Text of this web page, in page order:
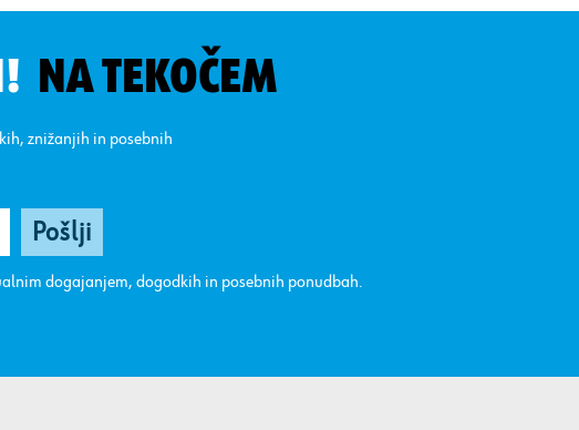
NA TEKOČEM
znižanjih in posebnih
dogajanjem, dogodkih in posebnih ponudbah.